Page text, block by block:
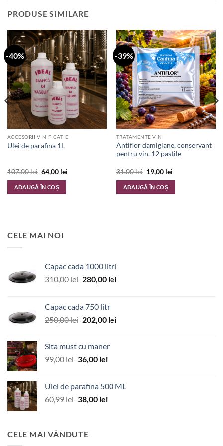
PRODUSE SIMILARE
-40%
ACCESORII VINIFICATIE
Ulei de parafina 1L
107,00lei Prețul
inițial
a
fost:
107,00 lei.
64,00 leiPrețul
ADAUGĂ ÎN COȘ
-39%
TRATAMENTE VIN
Antiflor damigiane, conservant
pentru vin, 12 pastile
31,00lei Prețul
inițial
a
fost:
31,00 lei.
19,00 leiPrețul
ADAUGĂ ÎN COȘ
CELE MAI NOI
Capac cada 1000 litri
310,00lei Prețul
fost:
310,00 lei.
280,00 leiPrețul
Capac cada 750 litri
250,00lei Prețul
fost:
250,00 lei.
202,00 leiPrețul
Sita must cu maner
99,00lei Prețul
fost:
99,00 lei.
36,00 leiPrețul
36,00 lei.
Ulei de parafina 500 ML
60,99lei Prețul
fost:
60,99 lei.
38,00 leiPrețul
CELE MAI VÂNDUTE